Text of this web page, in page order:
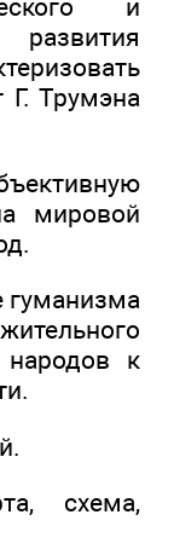
и
развития
Трумэна
мировой
гуманизма
к
схема,